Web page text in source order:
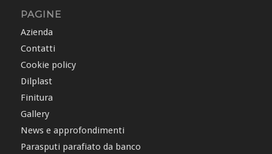
PAGINE
Azienda
Contatti
Cookie policy
Dilplast
Finitura
Gallery
News e approfondimenti
Parasputi parafiato da banco